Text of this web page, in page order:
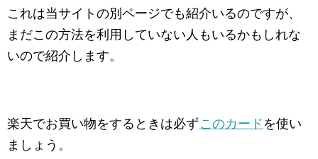
これは当サイトの別ページでも紹介いるのですが、
まだこの方法を利用していない人もいるかもしれな
いので紹介します。
楽天でお買い物をするときは必ずこのカード を使い
ましょう。